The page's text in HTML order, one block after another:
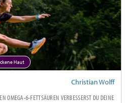
Haut
Christian Wolff
OMEGA-6-FETTSÄUREN VERBESSERST DU DEINE